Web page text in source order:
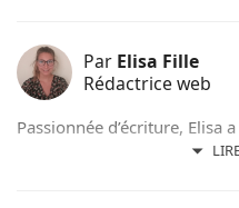
Par Elisa Fille
Rédactrice web
Passionnée d’écriture, Elisa
professionnelle dans